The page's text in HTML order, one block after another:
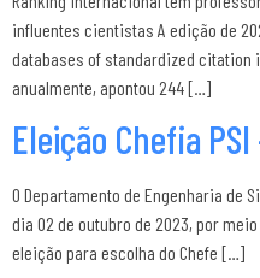
influentes cientistas A edição de
databases of standardized citation
anualmente, apontou 244 […]
Eleição Chefia
O Departamento de Engenharia de
dia 02 de outubro de 2023, por
eleição para escolha do Chefe […]